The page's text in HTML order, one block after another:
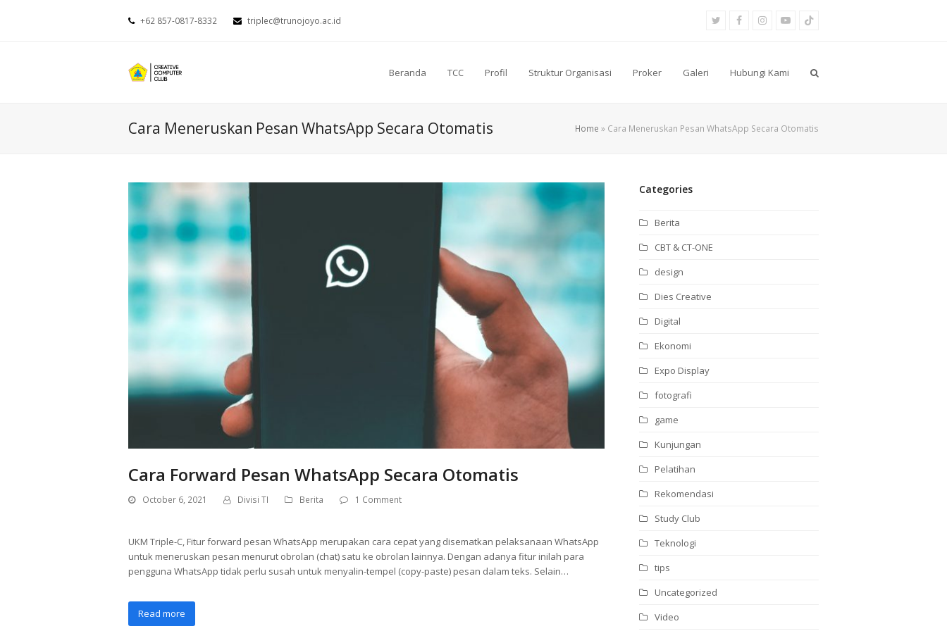
+62 857-0817-8332 triplec@trunojoyo.ac.id TwitterFacebookInstagram
YoutubeTiktok
Beranda TCC Profil Struktur Organisasi Proker Galeri Hubungi Kami
Cara Meneruskan Pesan WhatsApp Secara Otomatis Home » Cara Meneruskan Pesan WhatsApp Secara Otomatis
Cara Forward Pesan WhatsApp Secara Otomatis
October 6, 2021 Divisi TI Berita 1 Comment
UKM Triple-C, Fitur forward pesan WhatsApp merupakan cara cepat yang disematkan pelaksanaan WhatsApp
untuk meneruskan pesan menurut obrolan (chat) satu ke obrolan lainnya. Dengan adanya fitur inilah para
pengguna WhatsApp tidak perlu susah untuk menyalin-tempel (copy-paste) pesan dalam teks. Selain…
Read more
Categories
Berita
CBT & CT-ONE
design
Dies Creative
Digital
Ekonomi
Expo Display
fotografi
game
Kunjungan
Pelatihan
Rekomendasi
Study Club
Teknologi
tips
Uncategorized
Video